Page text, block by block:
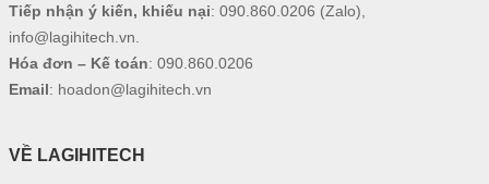
Tiếp nhận ý kiến, khiếu nại: 090.860.0206 (Zalo),
info@lagihitech.vn
Hóa đơn – Kế toán: 090.860.0206
Email: hoadon@lagihitech.vn
VỀ LAGIHITECH